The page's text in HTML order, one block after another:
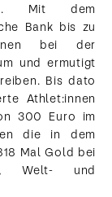
Mit dem
Bank bis zu
bei der
und ermutigt
Bis dato
Athlet:innen
300 Euro im
die in dem
Mal Gold bei
Welt- und